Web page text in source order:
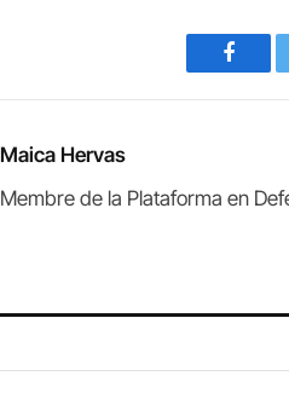
Maica Hervas
Membre de la Plataforma en